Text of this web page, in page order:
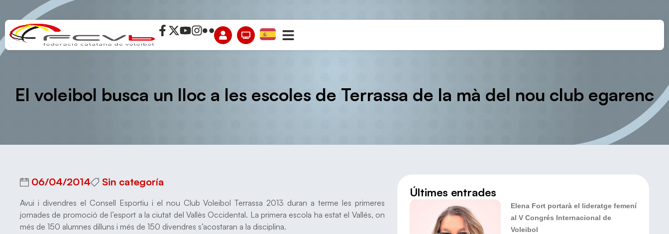
El voleibol busca un lloc a les escoles de Terrassa de la mà del nou club egarenc
06/04/2014 Sin categoría
Avui i divendres el Consell Esportiu i el nou Club Voleibol Terrassa 2013 duran a terme les primeres
jornades de promoció de l’esport a la ciutat del Vallès Occidental. La primera escola ha estat el Vallés, on
més de 150 alumnes dilluns i més de 150 divendres s’acostaran a la disciplina.
Últimes entrades
Elena Fort portarà el lideratge femení
al V Congrés Internacional de
Voleibol